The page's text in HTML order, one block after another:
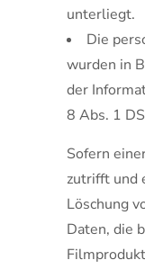
unterliegt.
Die
wurden in
der
8 Abs. 1
Sofern
zutrifft und
Löschung
Daten, die